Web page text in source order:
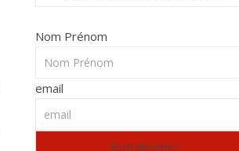
Nom Prénom
email